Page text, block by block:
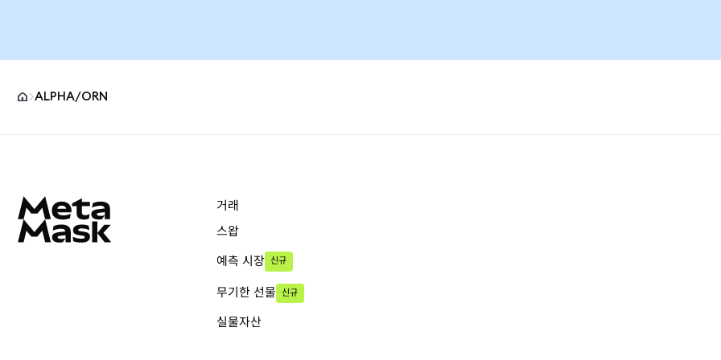
ALPHA/ORN
거래
스왑
예측 시장 신규
무기한 선물 신규
실물자산